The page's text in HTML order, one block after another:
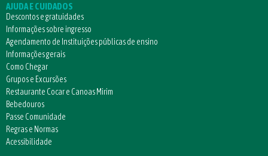
AJUDA E CUIDADOS
Descontos e gratuidades
Informações sobre ingresso
Agendamento de Instituições públicas de ensino
Informações gerais
Como Chegar
Grupos e Excursões
Restaurante Cocar e Canoas Mirim
Bebedouros
Passe Comunidade
Regras e Normas
Acessibilidade